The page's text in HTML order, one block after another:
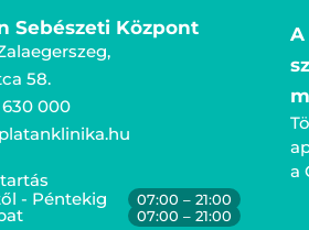
Sebészeti Központ
58.
630 000
- Péntekig
07:00 – 21:00
07:00 – 21:00
A
a